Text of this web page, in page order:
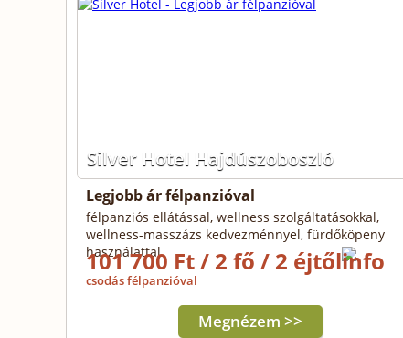
Silver Hotel Hajdúszoboszló
Legjobb ár félpanzióval
félpanziós ellátással, wellness szolgáltatásokkal,
wellness-masszázs kedvezménnyel, fürdőköpeny
használattal
101 700 Ft / 2 fő / 2 éjtől
csodás félpanzióval
Megnézem >>